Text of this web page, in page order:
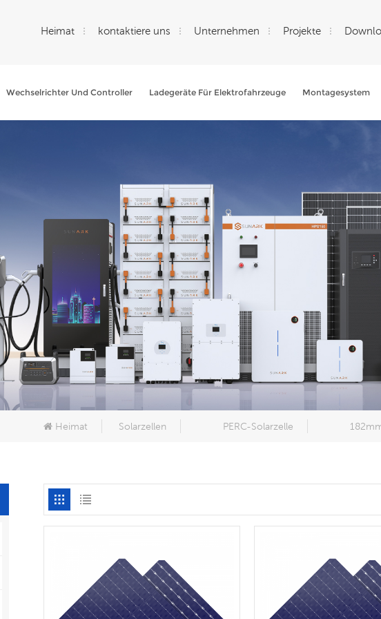
Heimat kontaktiere uns Unternehmen Projekte
Wechselrichter Und Controller Ladegeräte Für Elektrofahrzeuge Montagesystem
Heimat Solarzellen PERC-Solarzelle